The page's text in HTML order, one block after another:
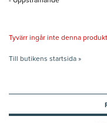
Tyvärr ingår inte denna
Till butikens startsida »